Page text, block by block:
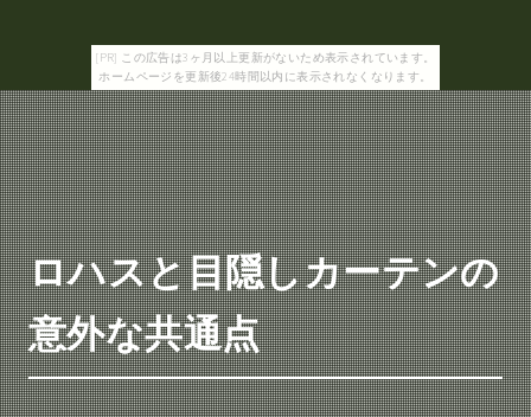
[PR] この広告は3ヶ月以上更新がないため表示されています。
ホームページを更新後24時間以内に表示されなくなります。
ロハスと目隠しカーテンの
意外な共通点